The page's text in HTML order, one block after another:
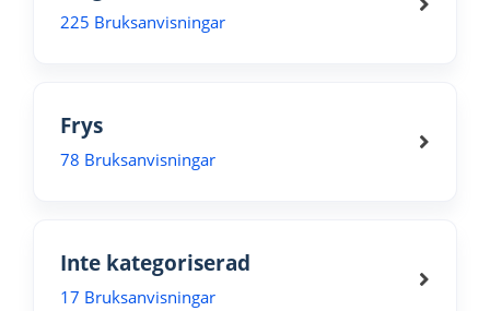
225 Bruksanvisningar
Frys
78 Bruksanvisningar
Inte kategoriserad
17 Bruksanvisningar